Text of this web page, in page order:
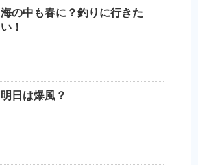
海の中も春に？釣りに行きた
い！
明日は爆風？